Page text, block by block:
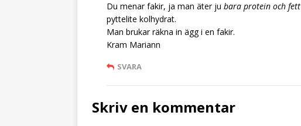
Du menar fakir, ja man äter ju bara protein och fett
pyttelite kolhydrat.
Man brukar räkna in ägg i en fakir.
Kram Mariann
SVARA
Skriv en kommentar